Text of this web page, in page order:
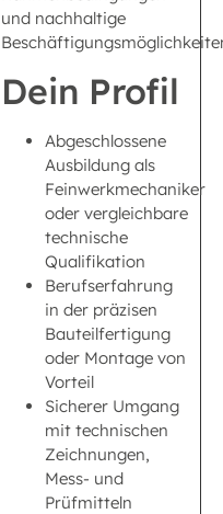
und nachhaltige
Dein Profil
Abgeschlossene
Ausbildung als
Feinwerkmechaniker
oder vergleichbare
technische
Qualifikation
Berufserfahrung
in der präzisen
Bauteilfertigung
oder Montage von
Vorteil
Sicherer Umgang
mit technischen
Zeichnungen,
Mess- und
Prüfmitteln